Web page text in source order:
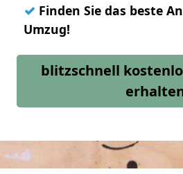
✓ Finden Sie das beste
Umzug!
blitzschnell